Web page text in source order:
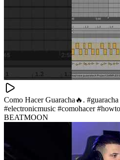
Como Hacer Guaracha🔥.
#electronicmusic #comohacer
BEATMOON